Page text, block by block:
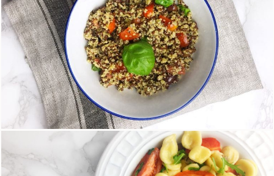
Quinoa con pomodorini, olive e basilico
15 Maggio 2018